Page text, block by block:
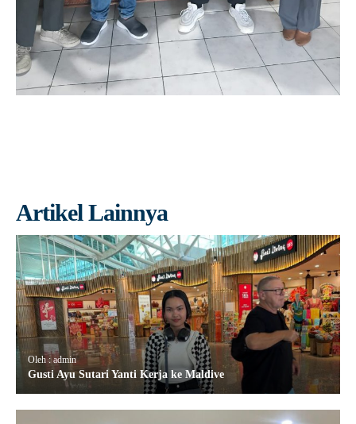
Artikel Lainnya
Oleh : admin
Gusti Ayu Sutari Yanti Kerja ke Maldive